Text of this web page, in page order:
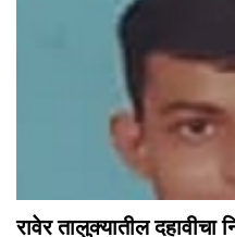
रावेर तालुक्यातील